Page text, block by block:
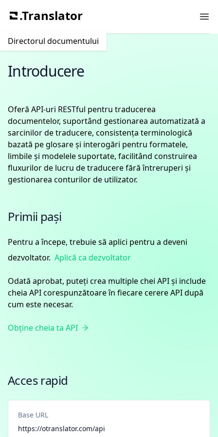
.Translator
Directorul documentului
Introducere
Oferă API-uri RESTful pentru traducerea
documentelor, suportând gestionarea automatizată a
sarcinilor de traducere, consistența terminologică
bazată pe glosare și interogări pentru formatele,
limbile și modelele suportate, facilitând construirea
fluxurilor de lucru de traducere fără întreruperi și
gestionarea conturilor de utilizator.
Primii pași
Pentru a începe, trebuie să aplici pentru a deveni
dezvoltator. Aplică ca dezvoltator
Odată aprobat, puteți crea multiple chei API și include
cheia API corespunzătoare în fiecare cerere API după
cum este necesar.
Obține cheia ta API
Acces rapid
Base URL
https://otranslator.com/api